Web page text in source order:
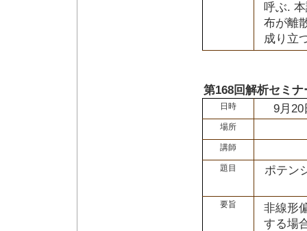
呼ぶ.
布が離
成り立
第168回解析セミ
日時 9月20
場所
講師
題目 ポテン
要旨
非線形
する場